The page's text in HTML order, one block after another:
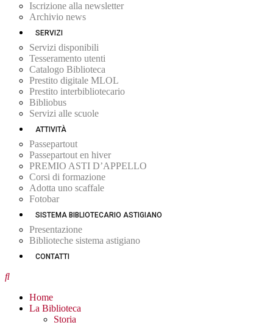
Iscrizione alla newsletter
Archivio news
SERVIZI
Servizi disponibili
Tesseramento utenti
Catalogo Biblioteca
Prestito digitale MLOL
Prestito interbibliotecario
Bibliobus
Servizi alle scuole
ATTIVITÀ
Passepartout
Passepartout en hiver
PREMIO ASTI D’APPELLO
Corsi di formazione
Adotta uno scaffale
Fotobar
SISTEMA BIBLIOTECARIO ASTIGIANO
Presentazione
Biblioteche sistema astigiano
CONTATTI
Home
La Biblioteca
Storia